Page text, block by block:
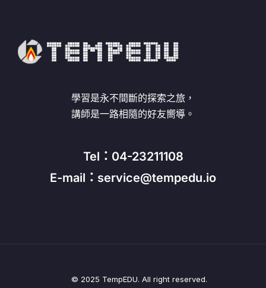
學習是永不間斷的探索之旅，
講師是一路相隨的好友嚮導。
Tel：04-23211108
E-mail：service@tempedu.io
© 2025 TempEDU. All right reserved.